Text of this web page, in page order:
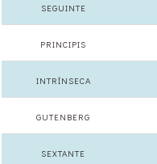
SEGUINTE
PRINCIPIS
INTRÍNSECA
GUTENBERG
SEXTANTE